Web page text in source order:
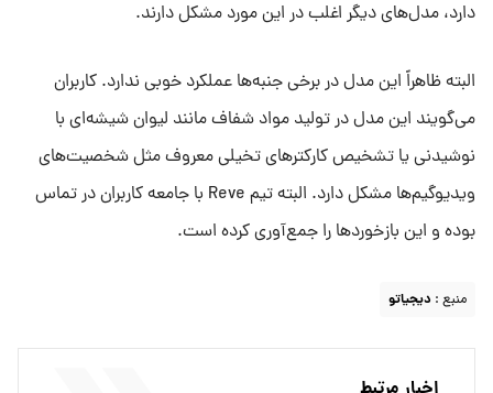
دارد، مدل‌های دیگر اغلب در این مورد مشکل دارند.
البته ظاهراً این مدل در برخی جنبه‌ها عملکرد خوبی ندارد. کاربران
می‌گویند این مدل در تولید مواد شفاف مانند لیوان شیشه‌ای با
نوشیدنی یا تشخیص کارکترهای تخیلی معروف مثل شخصیت‌های
ویدیوگیم‌ها مشکل دارد. البته تیم Reve با جامعه کاربران در تماس
بوده و این بازخوردها را جمع‌آوری کرده است.
منبع : دیجیاتو